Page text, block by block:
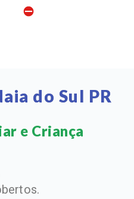
do Sul PR
e Criança​